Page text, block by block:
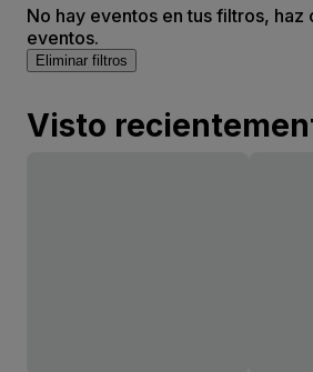
No hay eventos en tus filtros, haz
eventos.
Eliminar filtros
Visto